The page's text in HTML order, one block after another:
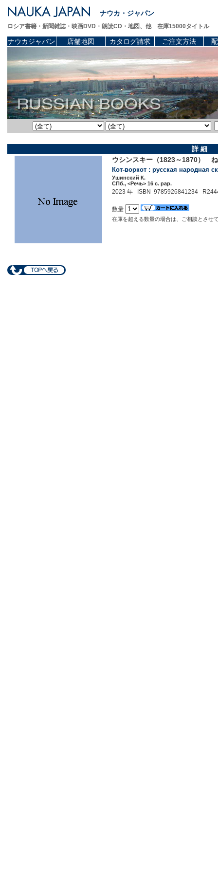
ナウカ・ジャパン
ロシア書籍・新聞雑誌・映画DVD・朗読CD・地図、他 在庫15000タイトル
ナウカジャパン 店舗地図 カタログ請求 ご注文方法
詳 細
ウシンスキー（1823～1870）
Кот-воркот : русская народная
Ушинский К.
СПб., <Речь> 16 c. pap.
2023 年 ISBN 9785926841234
数量
在庫を超える数量の場合は、ご相談とさせ